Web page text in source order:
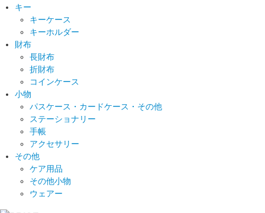
キー
キーケース
キーホルダー
財布
長財布
折財布
コインケース
小物
パスケース・カードケース・その他
ステーショナリー
手帳
アクセサリー
その他
ケア用品
その他小物
ウェアー